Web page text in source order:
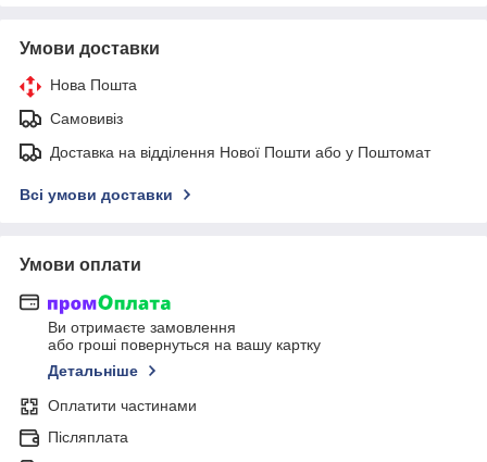
Умови доставки
Нова Пошта
Самовивіз
Доставка на відділення Нової Пошти або у Поштомат
Всі умови доставки
Умови оплати
Ви отримаєте замовлення
або гроші повернуться на вашу картку
Детальніше
Оплатити частинами
Післяплата